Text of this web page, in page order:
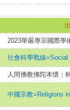
2023華嚴專宗國際學
社會科學戰線
人間佛教佛陀本懷：
中國宗教=Religions